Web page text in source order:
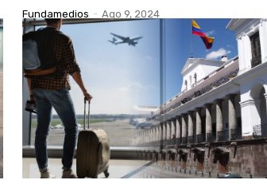
Fundamedios - Ago 9, 2024